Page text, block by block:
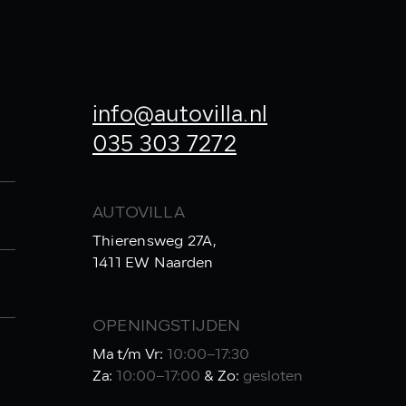
info@autovilla.nl
035 303 7272
AUTOVILLA
Thierensweg 27A,
1411 EW Naarden
OPENINGSTIJDEN
Ma t/m Vr:
10:00–17:30
Za:
10:00–17:00 & Zo: gesloten